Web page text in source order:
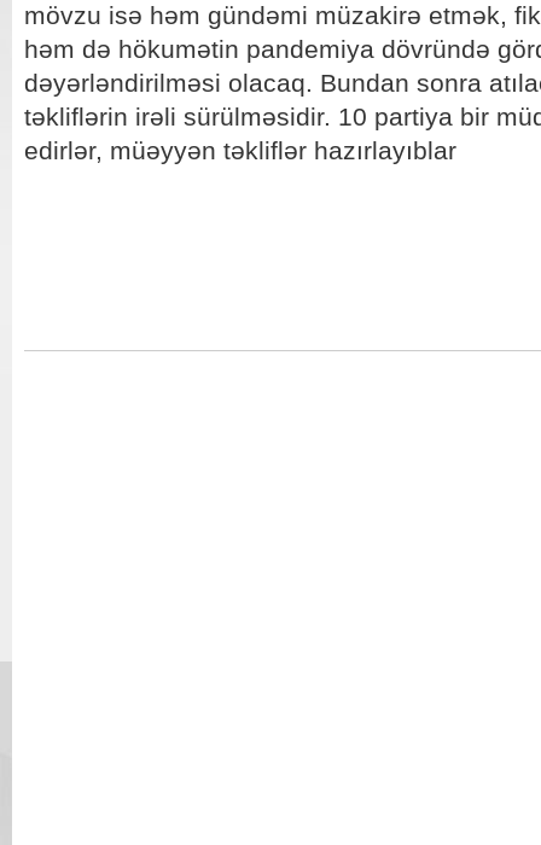
mövzu isə həm gündəmi müzakirə etmək,
həm də hökumətin pandemiya dövründə
dəyərləndirilməsi olacaq. Bundan sonra
təkliflərin irəli sürülməsidir. 10 partiya bir
edirlər, müəyyən təkliflər hazırlayıblar